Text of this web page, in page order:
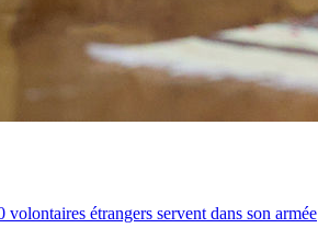
étrangers servent dans son armée